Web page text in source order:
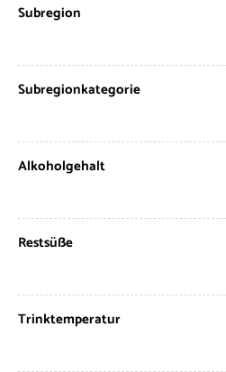
Subregion
Subregionkategorie
Alkoholgehalt
Restsüße
Trinktemperatur